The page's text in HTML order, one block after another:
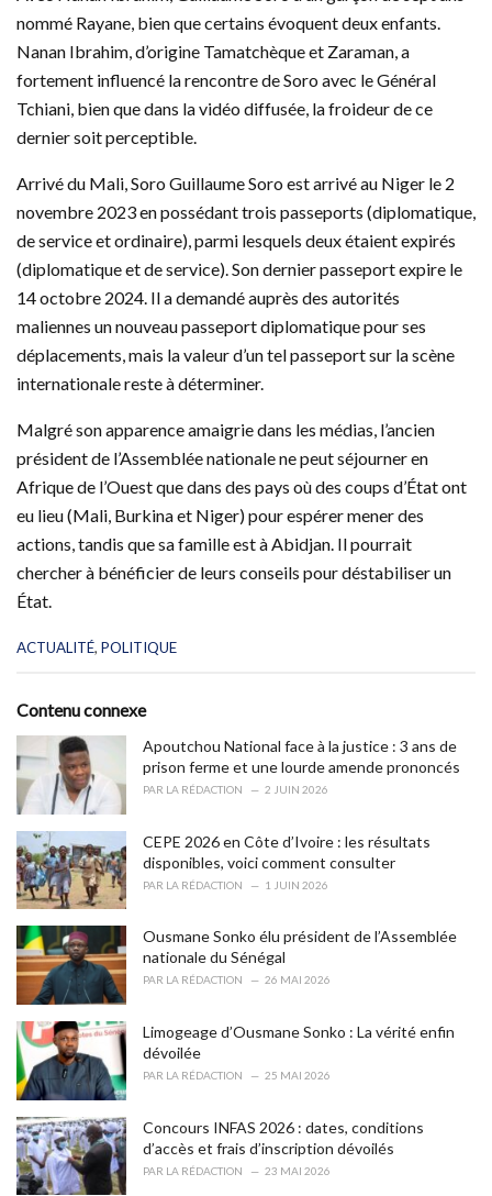
nommé Rayane, bien que certains évoquent deux enfants.
Nanan Ibrahim, d’origine Tamatchèque et Zaraman, a
fortement influencé la rencontre de Soro avec le Général
Tchiani, bien que dans la vidéo diffusée, la froideur de ce
dernier soit perceptible.
Arrivé du Mali, Soro Guillaume Soro est arrivé au Niger le 2
novembre 2023 en possédant trois passeports (diplomatique,
de service et ordinaire), parmi lesquels deux étaient expirés
(diplomatique et de service). Son dernier passeport expire le
14 octobre 2024. Il a demandé auprès des autorités
maliennes un nouveau passeport diplomatique pour ses
déplacements, mais la valeur d’un tel passeport sur la scène
internationale reste à déterminer.
Malgré son apparence amaigrie dans les médias, l’ancien
président de l’Assemblée nationale ne peut séjourner en
Afrique de l’Ouest que dans des pays où des coups d’État ont
eu lieu (Mali, Burkina et Niger) pour espérer mener des
actions, tandis que sa famille est à Abidjan. Il pourrait
chercher à bénéficier de leurs conseils pour déstabiliser un
État.
C
e
r
e
:
ACTUALITÉ, POLITIQUE
Contenu connexe
Apoutchou National face à la justice : 3 ans de
prison ferme et une lourde amende prononcés
PAR LA RÉDACTION 2 JUIN 2026
CEPE 2026 en Côte d’Ivoire : les résultats
disponibles, voici comment consulter
PAR LA RÉDACTION 1 JUIN 2026
Ousmane Sonko élu président de l’Assemblée
nationale du Sénégal
PAR LA RÉDACTION 26 MAI 2026
Limogeage d’Ousmane Sonko : La vérité enfin
dévoilée
PAR LA RÉDACTION 25 MAI 2026
Concours INFAS 2026 : dates, conditions
d’accès et frais d’inscription dévoilés
PAR LA RÉDACTION 23 MAI 2026